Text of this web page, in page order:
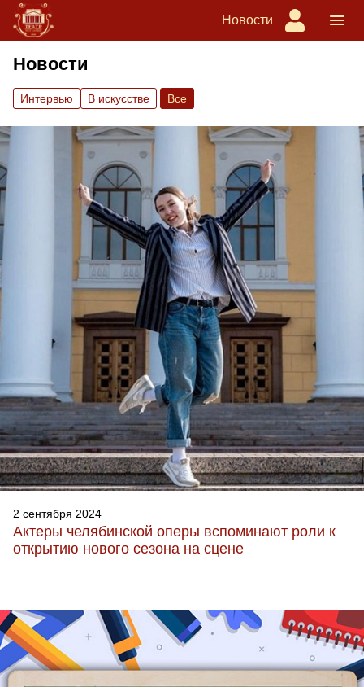
Новости
Новости
Интервью В искусстве Вce
2 сентября 2024
Актеры челябинской оперы вспоминают роли к
открытию нового сезона на сцене